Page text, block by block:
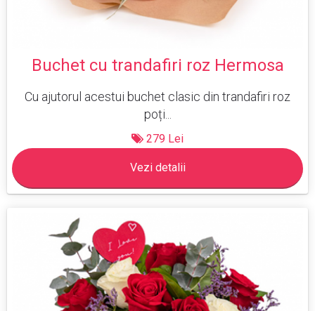
Buchet cu trandafiri roz Hermosa
Cu ajutorul acestui buchet clasic din trandafiri roz
poți...
279 Lei
Vezi detalii